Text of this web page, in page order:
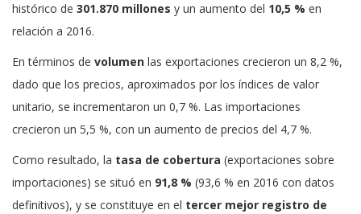
histórico de 301.870 millones y un aumento del 10,5 % en
relación a 2016.
En términos de volumen las exportaciones crecieron un 8,2 %,
dado que los precios, aproximados por los índices de valor
unitario, se incrementaron un 0,7 %. Las importaciones
crecieron un 5,5 %, con un aumento de precios del 4,7 %.
Como resultado, la tasa de cobertura (exportaciones sobre
importaciones) se situó en 91,8 % (93,6 % en 2016 con datos
definitivos), y se constituye en el tercer mejor registro de